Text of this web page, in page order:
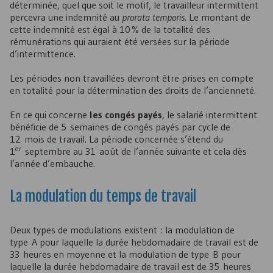
déterminée, quel que soit le motif, le travailleur intermittent
percevra une indemnité au prorata temporis. Le montant de
cette indemnité est égal à 10 % de la totalité des
rémunérations qui auraient été versées sur la période
d’intermittence.
Les périodes non travaillées devront être prises en compte
en totalité pour la détermination des droits de l’ancienneté.
En ce qui concerne les congés payés, le salarié intermittent
bénéficie de 5 semaines de congés payés par cycle de
12 mois de travail. La période concernée s’étend du
1er septembre au 31 août de l’année suivante et cela dès
l’année d’embauche.
La modulation du temps de travail
Deux types de modulations existent : la modulation de
type A pour laquelle la durée hebdomadaire de travail est de
33 heures en moyenne et la modulation de type B pour
laquelle la durée hebdomadaire de travail est de 35 heures